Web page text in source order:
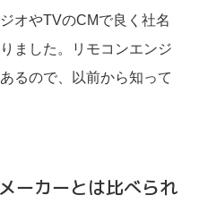
オやTVのCMで良く社名
ました。リモコンエンジ
るので、以前から知って
ーカーとは比べられ